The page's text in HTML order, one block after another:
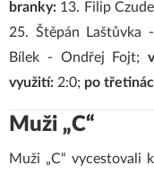
branky: 13. Filip
25. Štěpán Laštůvka
Bílek - Ondřej Fojt;
využití: 2:0; po
Muži „C“
Muži „C“ vycestovali